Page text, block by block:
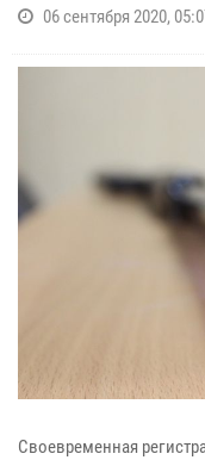
06 сентября 2020,
Своевременная